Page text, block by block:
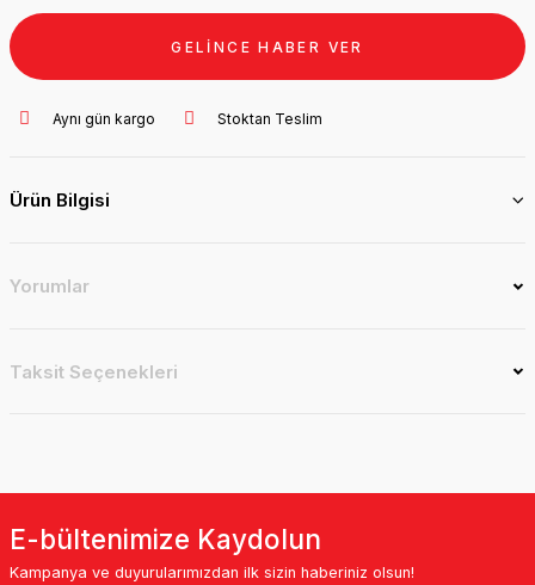
GELİNCE HABER VER
Aynı gün kargo Stoktan Teslim
Ürün Bilgisi
Yorumlar
Taksit Seçenekleri
E-bültenimize Kaydolun
Kampanya ve duyurularımızdan ilk sizin haberiniz olsun!